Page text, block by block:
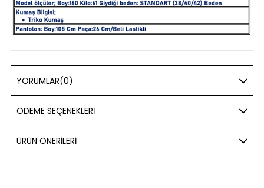
YORUMLAR(0)
ÖDEME SEÇENEKLERI
ÜRÜN ÖNERILERI